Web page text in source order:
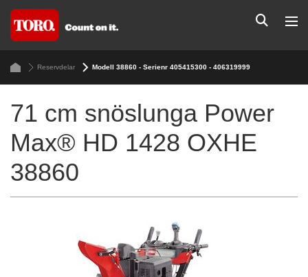
Reservdelar Modell 38860 - Serienr 405415300 - 406319999
71 cm snöslunga Power
Max® HD 1428 OXHE
38860